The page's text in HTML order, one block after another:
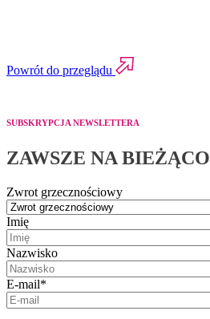
Powrót do przeglądu
SUBSKRYPCJA NEWSLETTERA
ZAWSZE NA BIEŻĄCO
Zwrot grzecznościowy
Imię
Nazwisko
E-mail*